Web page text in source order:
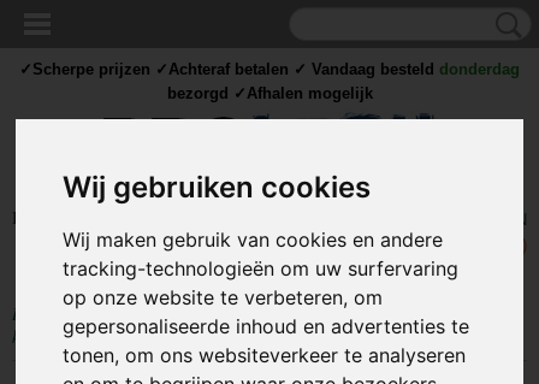
Wij gebruiken cookies
Wij maken gebruik van cookies en andere
tracking-technologieën om uw surfervaring
op onze website te verbeteren, om
gepersonaliseerde inhoud en advertenties te
tonen, om ons websiteverkeer te analyseren
Inloggen
UW WINKELWAGEN
Geen producten
(0)
Home > GEREEDSCHAP > Tangen> Tangenset>
Tangenset 5-delig /
kniptang/ platbektang / punttang / knijptang
✓Scherpe prijzen ✓Achteraf betalen ✓ Vandaag besteld donderdag
bezorgd ✓Afhalen mogelijk